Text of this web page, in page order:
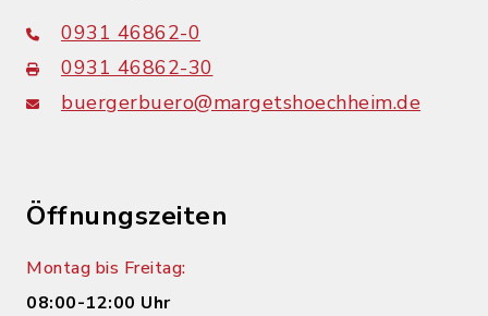
0931 46862-0
0931 46862-30
buergerbuero@margetshoechheim.de
Öffnungszeiten
Montag bis Freitag:
08:00-12:00 Uhr